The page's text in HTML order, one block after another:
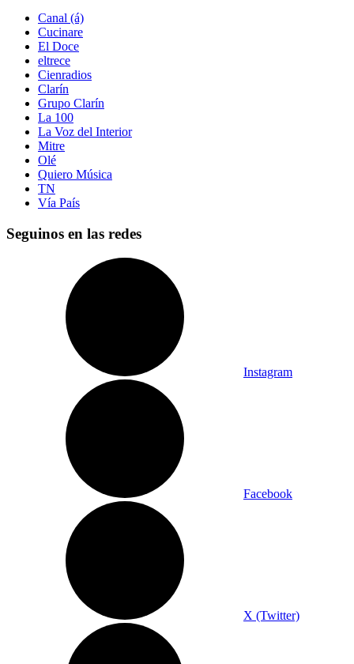
Canal (á)
Cucinare
El Doce
eltrece
Cienradios
Clarín
Grupo Clarín
La 100
La Voz del Interior
Mitre
Olé
Quiero Música
TN
Vía País
Seguinos en las redes
Instagram
Facebook
X (Twitter)